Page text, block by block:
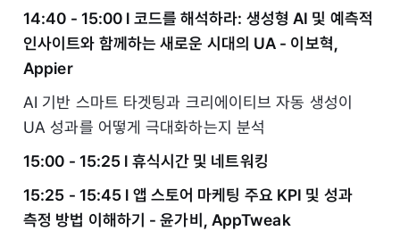
14:40 - 15:00 l 코드를 해석하라: 생성형 AI 및 예측적
인사이트와 함께하는 새로운 시대의 UA - 이보혁,
Appier
AI 기반 스마트 타겟팅과 크리에이티브 자동 생성이
UA 성과를 어떻게 극대화하는지 분석
15:00 - 15:25 l 휴식시간 및 네트워킹
15:25 - 15:45 l 앱 스토어 마케팅 주요 KPI 및 성과
측정 방법 이해하기 - 윤가비, AppTweak